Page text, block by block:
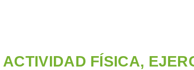
ACTIVIDAD FÍSICA,